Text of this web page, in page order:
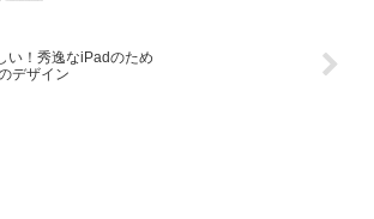
い！秀逸なiPadのため
デザイン